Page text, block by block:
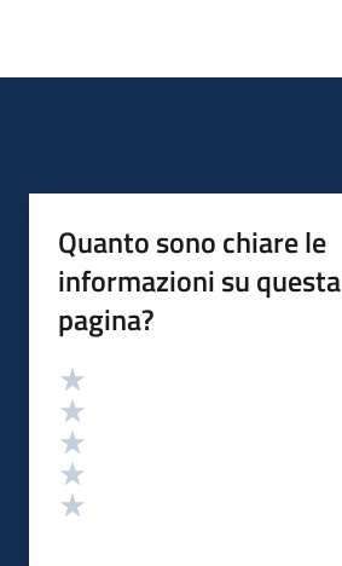
Quanto sono chiare le
informazioni su questa
pagina?
Valutazione